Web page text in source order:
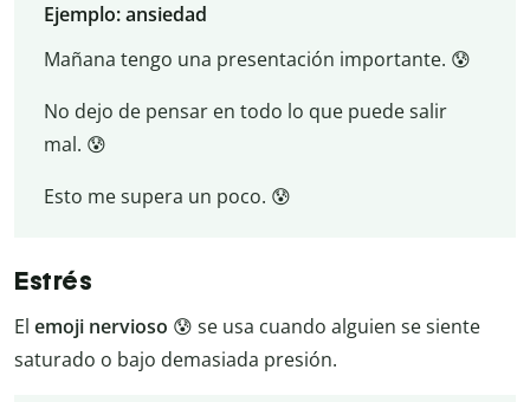
Ejemplo: ansiedad
Mañana tengo una presentación importante. 😰
No dejo de pensar en todo lo que puede salir
mal. 😰
Esto me supera un poco. 😰
Estrés
El emoji nervioso 😰 se usa cuando alguien se siente
saturado o bajo demasiada presión.